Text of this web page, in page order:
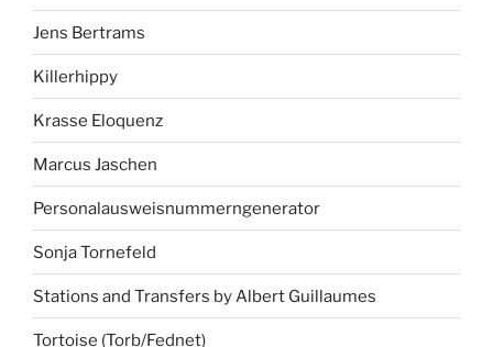
Jens Bertrams
Killerhippy
Krasse Eloquenz
Marcus Jaschen
Personalausweisnummerngenerator
Sonja Tornefeld
Stations and Transfers by Albert Guillaumes
Tortoise (Torb/Fednet)